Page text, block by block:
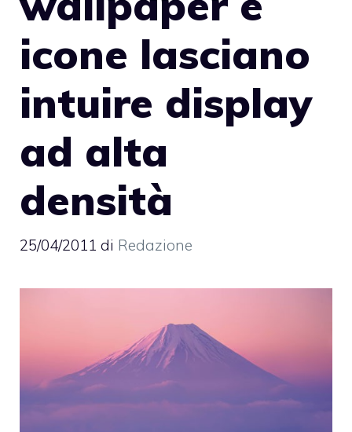
icone lasciano
intuire display
ad alta
densità
25/04/2011 di Redazione